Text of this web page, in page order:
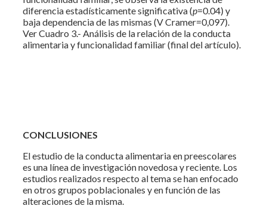
diferencia estadísticamente significativa (p=0.04) y
baja dependencia de las mismas (V Cramer=0,097).
Ver Cuadro 3.- Análisis de la relación de la conducta
alimentaria y funcionalidad familiar (final del artículo).
CONCLUSIONES
El estudio de la conducta alimentaria en preescolares
es una línea de investigación novedosa y reciente. Los
estudios realizados respecto al tema se han enfocado
en otros grupos poblacionales y en función de las
alteraciones de la misma.